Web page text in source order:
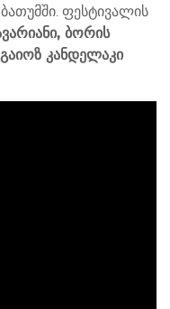
ფესტივალის
ბორის
კანდელაკი